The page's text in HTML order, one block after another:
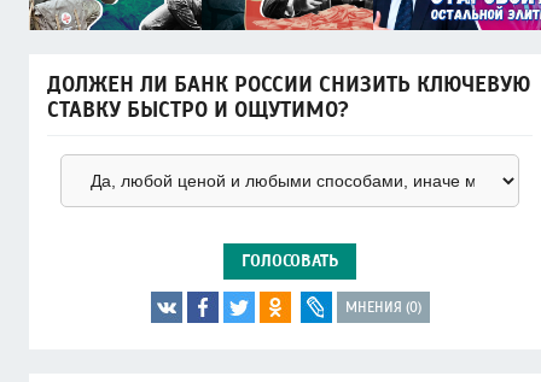
ДОЛЖЕН ЛИ БАНК РОССИИ СНИЗИТЬ КЛЮЧЕВУЮ
СТАВКУ БЫСТРО И ОЩУТИМО?
ГОЛОСОВАТЬ
МНЕНИЯ (0)